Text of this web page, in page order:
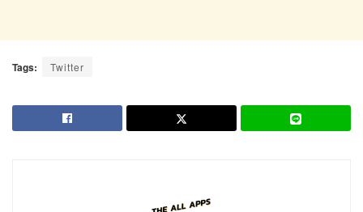
Tags: Twitter